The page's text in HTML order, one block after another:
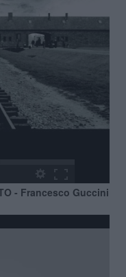
- Francesco Guccini